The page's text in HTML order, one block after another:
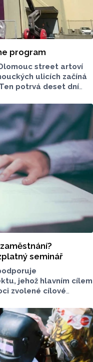
program
street artoví
ulicích začíná
potrvá deset dní
seminář
jehož hlavním cílem
zvolené cílové
ambulantní
a na nabídku
uskuteční 7. října
na sebeřízení